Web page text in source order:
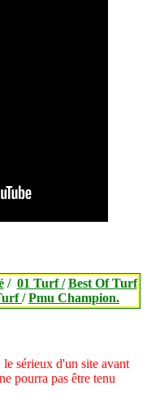
/ 01 Turf / Best Of Turf
/Pmu Champion.
sérieux d'un site avant
pourra pas être tenu